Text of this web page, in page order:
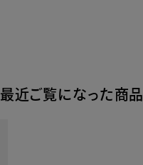
最近ご覧になった商品